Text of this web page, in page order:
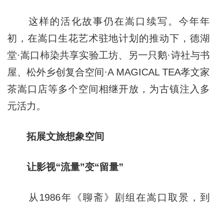
这样的活化故事仍在嵩口续写。今年年
初，在嵩口生花艺术驻地计划的推动下，德湖
堂·嵩口柿染共享实验工坊、另一只鹅·诗社与书
屋、松外乡创复合空间·A MAGICAL TEA孝文家
茶嵩口店等多个空间相继开放，为古镇注入多
元活力。
拓展文旅想象空间
让影视“流量”变“留量”
从1986年《聊斋》剧组在嵩口取景，到